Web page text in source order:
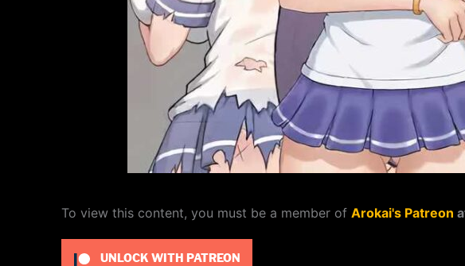
To view this content, you must be a member of Arokai's Patreon
UNLOCK WITH PATREON